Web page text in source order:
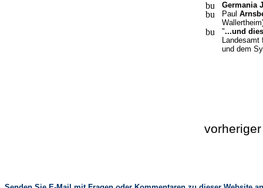
Germania
Paul
"...und
Landesamt
und dem